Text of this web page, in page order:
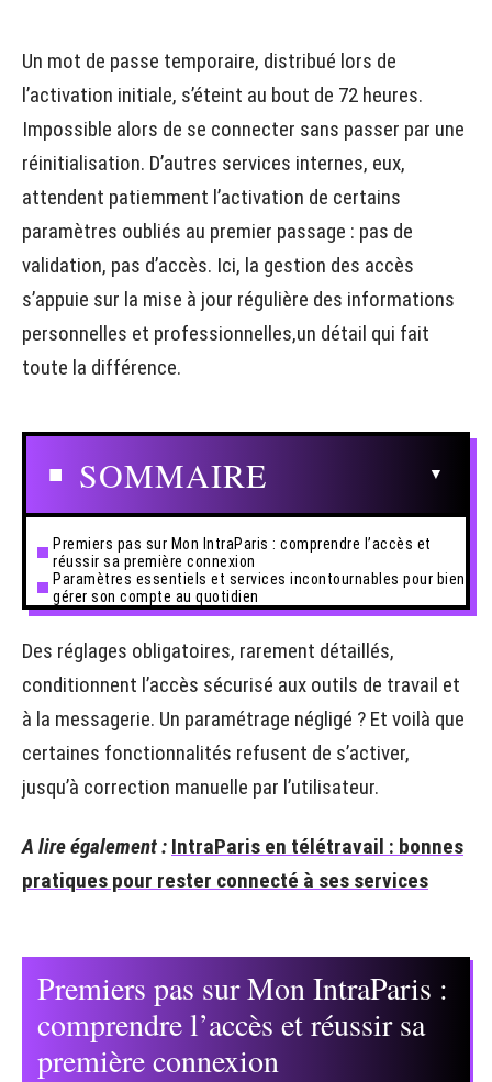
Un mot de passe temporaire, distribué lors de
l’activation initiale, s’éteint au bout de 72 heures.
Impossible alors de se connecter sans passer par une
réinitialisation. D’autres services internes, eux,
attendent patiemment l’activation de certains
paramètres oubliés au premier passage : pas de
validation, pas d’accès. Ici, la gestion des accès
s’appuie sur la mise à jour régulière des informations
personnelles et professionnelles,un détail qui fait
toute la différence.
SOMMAIRE
Premiers pas sur Mon IntraParis : comprendre l’accès et
réussir sa première connexion
Paramètres essentiels et services incontournables pour bien
gérer son compte au quotidien
Des réglages obligatoires, rarement détaillés,
conditionnent l’accès sécurisé aux outils de travail et
à la messagerie. Un paramétrage négligé ? Et voilà que
certaines fonctionnalités refusent de s’activer,
jusqu’à correction manuelle par l’utilisateur.
A lire également : IntraParis en télétravail : bonnes
pratiques pour rester connecté à ses services
Premiers pas sur Mon IntraParis :
comprendre l’accès et réussir sa
première connexion